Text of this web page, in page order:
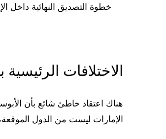
خطوة التصديق النهائية داخل
الاختلافات
هناك اعتقاد خاطئ شائع بأن
الإمارات ليست من الدول